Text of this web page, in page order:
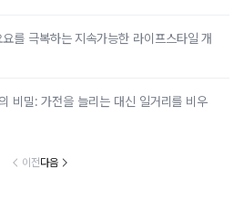
를 극복하는 지속가능한 라이프스타일 개
비밀: 가전을 늘리는 대신 일거리를 비우
이전다음